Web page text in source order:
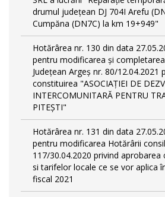
drumul județean DJ 704I Arefu
Cumpăna (DN7C) la km 19+949"
Hotărârea nr. 130 din data
pentru modificarea și
Județean Argeș nr. 80/12.04.2021
constituirea "ASOCIAȚIEI DE
INTERCOMUNITARĂ PENTRU
PITEȘTI"
Hotărârea nr. 131 din data
pentru modificarea Hotărârii
117/30.04.2020 privind
si tarifelor locale ce se vor aplica
fiscal 2021